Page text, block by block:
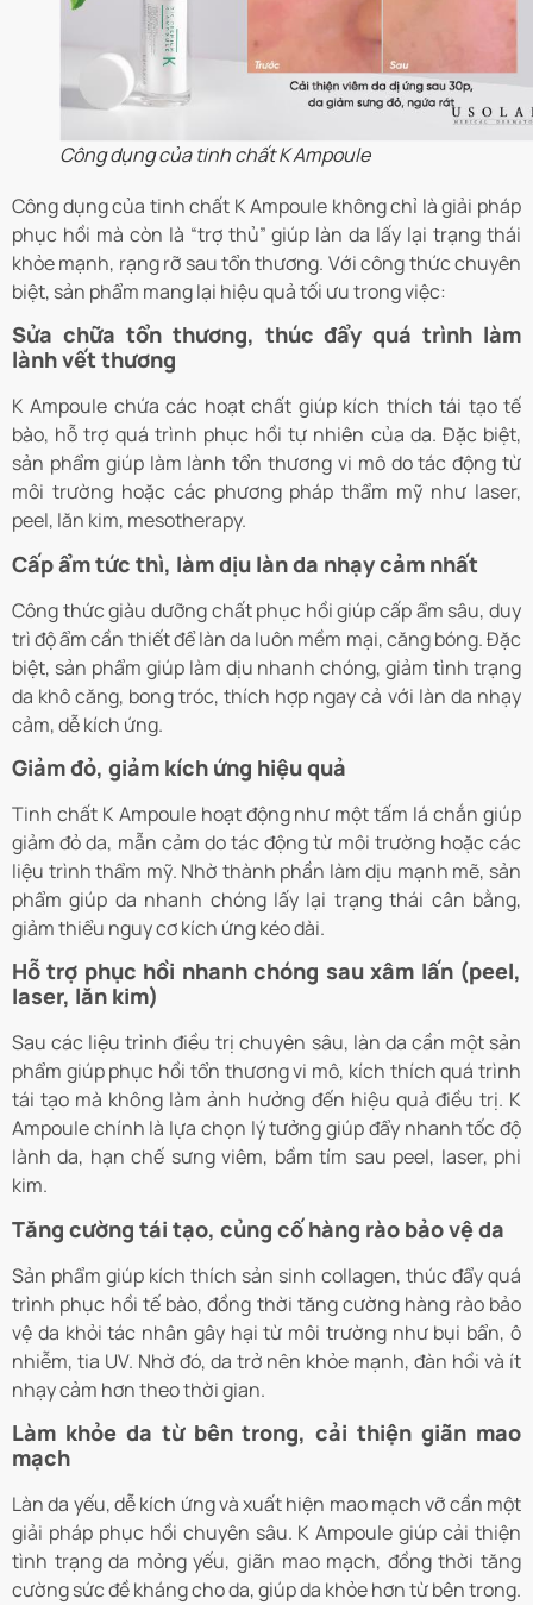
Công dụng của tinh chất K Ampoule
Công dụng của tinh chất K Ampoule không chỉ là giải pháp
phục hồi mà còn là “trợ thủ” giúp làn da lấy lại trạng thái
khỏe mạnh, rạng rỡ sau tổn thương. Với công thức chuyên
biệt, sản phẩm mang lại hiệu quả tối ưu trong việc:
Sửa chữa tổn thương, thúc đẩy quá trình làm
lành vết thương
K Ampoule chứa các hoạt chất giúp kích thích tái tạo tế
bào, hỗ trợ quá trình phục hồi tự nhiên của da. Đặc biệt,
sản phẩm giúp làm lành tổn thương vi mô do tác động từ
môi trường hoặc các phương pháp thẩm mỹ như laser,
peel, lăn kim, mesotherapy.
Cấp ẩm tức thì, làm dịu làn da nhạy cảm nhất
Công thức giàu dưỡng chất phục hồi giúp cấp ẩm sâu, duy
trì độ ẩm cần thiết để làn da luôn mềm mại, căng bóng. Đặc
biệt, sản phẩm giúp làm dịu nhanh chóng, giảm tình trạng
da khô căng, bong tróc, thích hợp ngay cả với làn da nhạy
cảm, dễ kích ứng.
Giảm đỏ, giảm kích ứng hiệu quả
Tinh chất K Ampoule hoạt động như một tấm lá chắn giúp
giảm đỏ da, mẫn cảm do tác động từ môi trường hoặc các
liệu trình thẩm mỹ. Nhờ thành phần làm dịu mạnh mẽ, sản
phẩm giúp da nhanh chóng lấy lại trạng thái cân bằng,
giảm thiểu nguy cơ kích ứng kéo dài.
Hỗ trợ phục hồi nhanh chóng sau xâm lấn (peel,
laser, lăn kim)
Sau các liệu trình điều trị chuyên sâu, làn da cần một sản
phẩm giúp phục hồi tổn thương vi mô, kích thích quá trình
tái tạo mà không làm ảnh hưởng đến hiệu quả điều trị. K
Ampoule chính là lựa chọn lý tưởng giúp đẩy nhanh tốc độ
lành da, hạn chế sưng viêm, bầm tím sau peel, laser, phi
kim.
Tăng cường tái tạo, củng cố hàng rào bảo vệ da
Sản phẩm giúp kích thích sản sinh collagen, thúc đẩy quá
trình phục hồi tế bào, đồng thời tăng cường hàng rào bảo
vệ da khỏi tác nhân gây hại từ môi trường như bụi bẩn, ô
nhiễm, tia UV. Nhờ đó, da trở nên khỏe mạnh, đàn hồi và ít
nhạy cảm hơn theo thời gian.
Làm khỏe da từ bên trong, cải thiện giãn mao
mạch
Làn da yếu, dễ kích ứng và xuất hiện mao mạch vỡ cần một
giải pháp phục hồi chuyên sâu. K Ampoule giúp cải thiện
tình trạng da mỏng yếu, giãn mao mạch, đồng thời tăng
cường sức đề kháng cho da, giúp da khỏe hơn từ bên trong.